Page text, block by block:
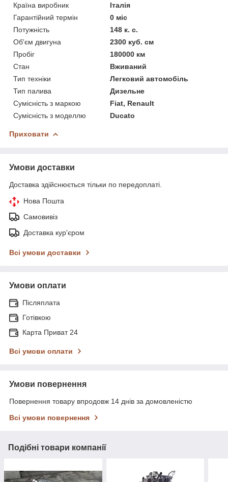
Країна виробник
Італія
Гарантійний термін
0 міс
Потужність
148 к. с.
Об'єм двигуна
2300 куб. см
Пробіг
180000 км
Стан
Вживаний
Тип техніки
Легковий автомобіль
Тип палива
Дизельне
Сумісність з маркою
Fiat, Renault
Сумісність з моделлю
Ducato
Приховати
Умови доставки
Доставка здійснюється тільки по передоплаті.
Нова Пошта
Самовивіз
Доставка кур'єром
Всі умови доставки
Умови оплати
Післяплата
Готівкою
Карта Приват 24
Всі умови оплати
Умови повернення
Повернення товару впродовж 14 днів за домовленістю
Всі умови повернення
Подібні товари компанії